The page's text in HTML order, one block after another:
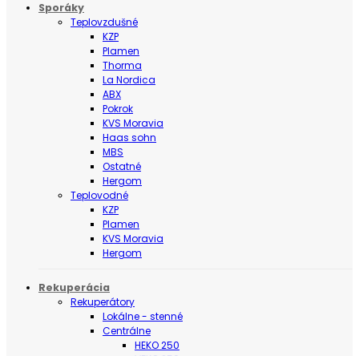
Sporáky
Teplovzdušné
KZP
Plamen
Thorma
La Nordica
ABX
Pokrok
KVS Moravia
Haas sohn
MBS
Ostatné
Hergom
Teplovodné
KZP
Plamen
KVS Moravia
Hergom
Rekuperácia
Rekuperátory
Lokálne - stenné
Centrálne
HEKO 250